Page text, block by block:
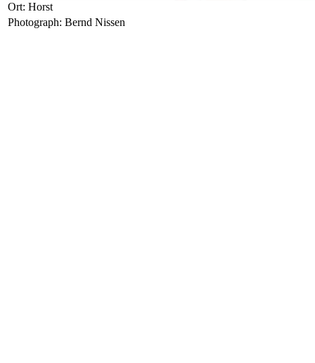
Ort: Horst
Photograph: Bernd Nissen